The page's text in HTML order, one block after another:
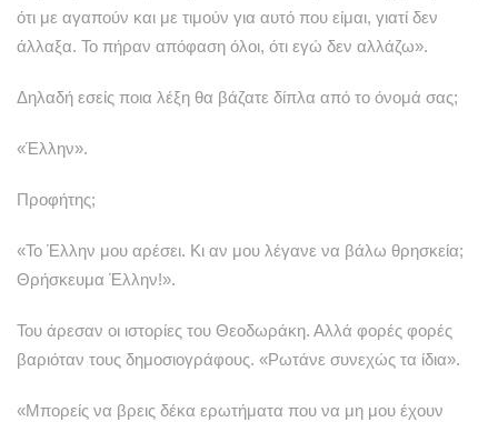
ότι με αγαπούν και με τιμούν για αυτό που είμαι, γιατί δεν
άλλαξα. Το πήραν απόφαση όλοι, ότι εγώ δεν αλλάζω».
Δηλαδή εσείς ποια λέξη θα βάζατε δίπλα από το όνομά σας;
«Έλλην».
Προφήτης;
«Το Έλλην μου αρέσει. Κι αν μου λέγανε να βάλω θρησκεία;
Θρήσκευμα Έλλην!».
Του άρεσαν οι ιστορίες του Θεοδωράκη. Αλλά φορές φορές
βαριόταν τους δημοσιογράφους. «Ρωτάνε συνεχώς τα ίδια».
«Μπορείς να βρεις δέκα ερωτήματα που να μη μου έχουν